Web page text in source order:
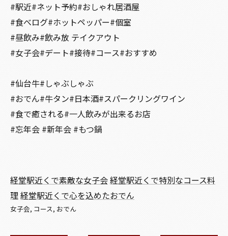
#駅近#ネット予約#おしゃれ居酒屋
#食べログ#ホットペッパー#個室
#昼飲み#飲み放 テイクアウト
#女子会#デート#接待#コース#おすすめ
#仙台牛#しゃぶしゃぶ
#おでん#牛タン#日本酒#スパークリングワイン
#食で癒される#一人飲みが出来るお店
#忘年会 #新年会 #もつ鍋
経堂駅近くで素敵な女子会経堂駅近くで特別なコース料
理経堂駅近くで心を込めたおでん
女子会 コース おでん